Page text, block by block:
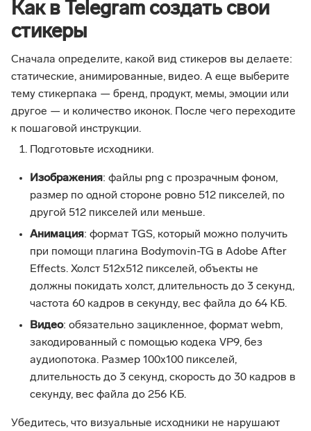
Как в Telegram создать свои
стикеры
Сначала определите, какой вид стикеров вы делаете:
статические, анимированные, видео. А еще выберите
тему стикерпака — бренд, продукт, мемы, эмоции или
другое — и количество иконок. После чего переходите
к пошаговой инструкции.
Подготовьте исходники.
Изображения: файлы png с прозрачным фоном,
размер по одной стороне ровно 512 пикселей, по
другой 512 пикселей или меньше.
Анимация: формат TGS, который можно получить
при помощи плагина Bodymovin-TG в Adobe After
Effects. Холст 512х512 пикселей, объекты не
должны покидать холст, длительность до 3 секунд,
частота 60 кадров в секунду, вес файла до 64 КБ.
Видео: обязательно зацикленное, формат webm,
закодированный с помощью кодека VP9, без
аудиопотока. Размер 100x100 пикселей,
длительность до 3 секунд, скорость до 30 кадров в
секунду, вес файла до 256 КБ.
Убедитесь, что визуальные исходники не нарушают